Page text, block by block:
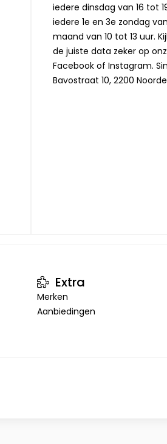
iedere dinsdag van 16 tot
iedere 1e en 3e zondag
maand van 10 tot 13 uur.
de juiste data zeker op
Facebook of Instagram.
Bavostraat 10, 2200
Extra
Merken
Aanbiedingen